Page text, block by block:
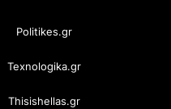
Politikes.gr
Texnologika.gr
Thisishellas.gr